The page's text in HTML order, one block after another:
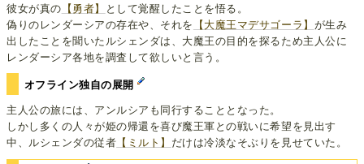
彼女が真の 【勇者】
として覚醒したことを悟る。
偽りのレンダーシアの存在や、それを
【大魔王マデサゴーラ】 が生み
出したことを聞いたルシェンダは、大魔王の目的を探るため主人公に
レンダーシア各地を調査して欲しいと言う。
オフライン独自の展開
主人公の旅には、アンルシアも同行することとなった。
しかし多くの人々が姫の帰還を喜び魔王軍との戦いに希望を見出す
中、ルシェンダの従者 【ミルト】 だけは冷淡なそぶりを見せていた。